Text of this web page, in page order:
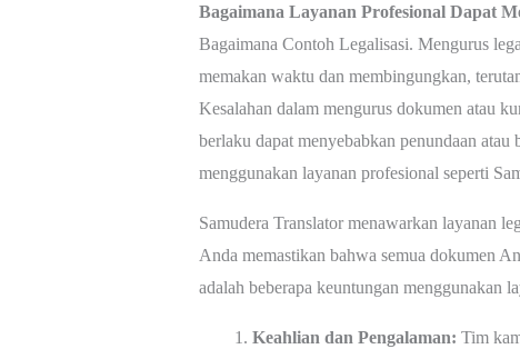
Bagaimana Layanan Profesional Dapat
Bagaimana Contoh Legalisasi. Mengurus
memakan waktu dan membingungkan,
Kesalahan dalam mengurus dokumen atau
berlaku dapat menyebabkan penundaan
menggunakan layanan profesional seperti
Samudera Translator menawarkan layanan
Anda memastikan bahwa semua dokumen
adalah beberapa keuntungan menggunakan
Keahlian dan Pengalaman: Tim